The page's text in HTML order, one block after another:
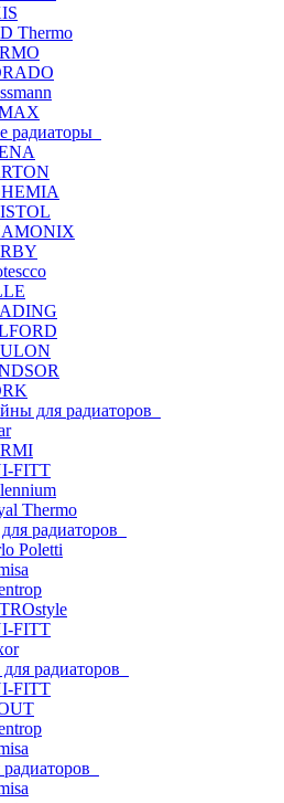
Thermo
радиаторы
для радиаторов
FITT
Thermo
радиаторов
Poletti
FITT
радиаторов
FITT